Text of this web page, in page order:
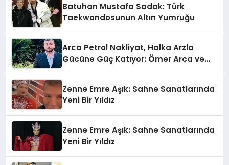
Batuhan Mustafa Sadak: Türk
Taekwondosunun Altın Yumruğu
Arca Petrol Nakliyat, Halka Arzla
Gücüne Güç Katıyor: Ömer Arca ve
Zenne Emre Aşık: Sahne Sanatlarında
Yeni Bir Yıldız
Zenne Emre Aşık: Sahne Sanatlarında
Yeni Bir Yıldız